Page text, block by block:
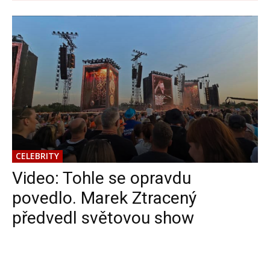
CELEBRITY
Video: Tohle se opravdu
povedlo. Marek Ztracený
předvedl světovou show